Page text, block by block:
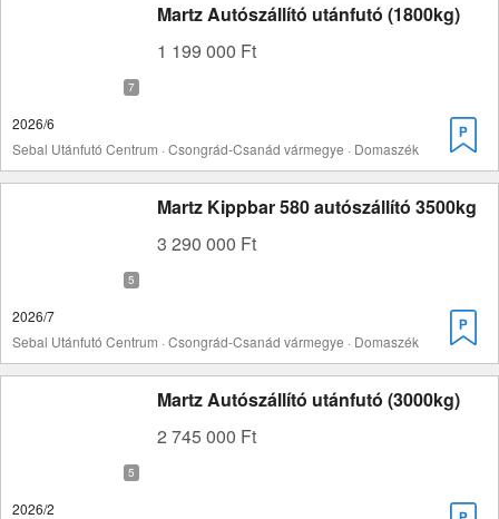
Martz Autószállító utánfutó (1800kg)
1 199 000 Ft
2026/6
Sebal Utánfutó Centrum · Csongrád-Csanád vármegye · Domaszék
Martz Kippbar 580 autószállító 3500kg
3 290 000 Ft
2026/7
Sebal Utánfutó Centrum · Csongrád-Csanád vármegye · Domaszék
Martz Autószállító utánfutó (3000kg)
2 745 000 Ft
2026/2